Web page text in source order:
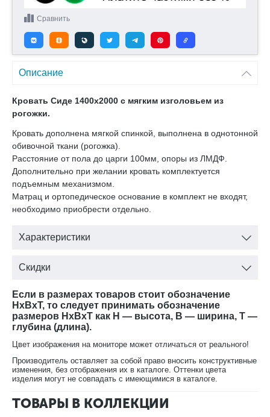
Сравнить
Описание
Кровать Сиде 1400х2000 с мягким изголовьем из
рогожки.
Кровать дополнена мягкой спинкой, выполнена в однотонной
обивочной ткани (рогожка).
Расстояние от пола до царги 100мм, опоры из ЛМДФ.
Дополнительно при желании кровать комплектуется
подъемным механизмом.
Матрац и ортопедическое основание в комплект не входят,
необходимо приобрести отдельно.
Характеристики
Скидки
Если в размерах товаров стоит обозначение
HxBxT, то следует принимать обозначение
размеров HxBxT как H — высота, B — ширина, T —
глубина (длина).
Цвет изображения на мониторе может отличаться от реального!
Производитель оставляет за собой право вносить конструктивные
изменения, без отображения их в каталоге. Оттенки цвета
изделия могут не совпадать с имеющимися в каталоге.
ТОВАРЫ В КОЛЛЕКЦИИ